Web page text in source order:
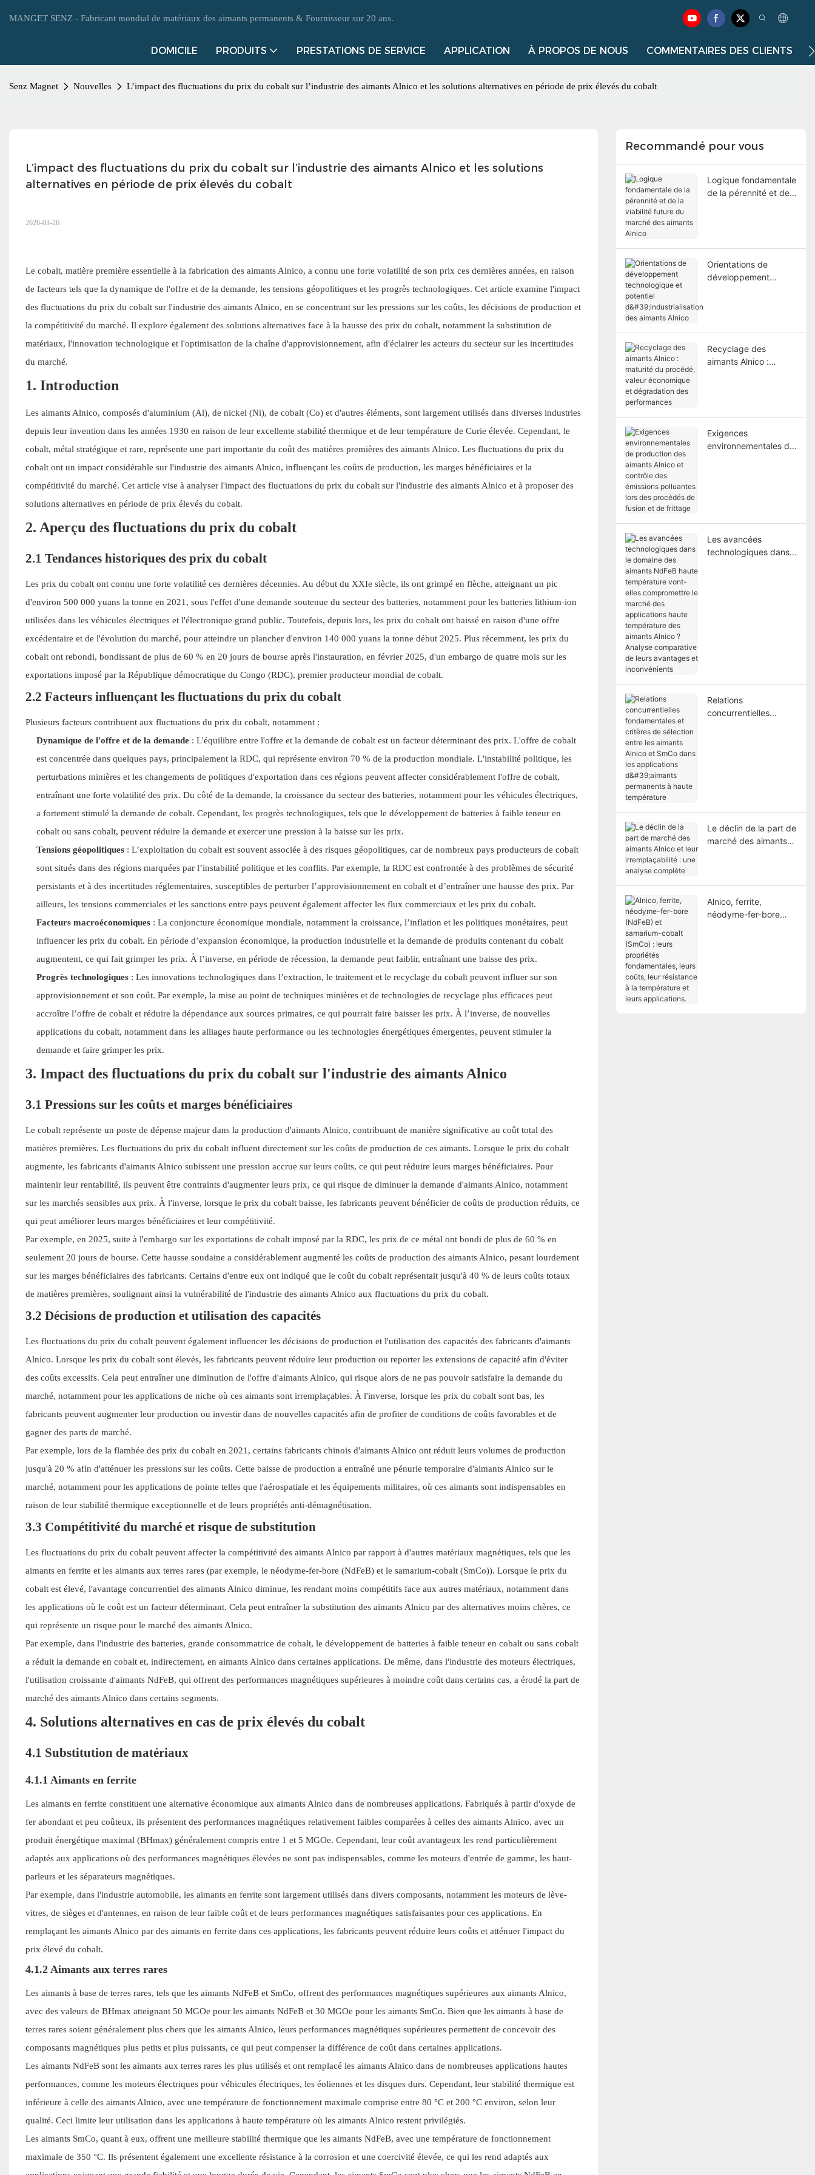
MANGET SENZ - Fabricant mondial de matériaux des aimants permanents & Fournisseur sur 20 ans.
DOMICILE PRODUITS PRESTATIONS DE SERVICE APPLICATION À PROPOS DE NOUS COMMENTAIRES DES CLIENTS
Senz Magnet Nouvelles L’impact des fluctuations du prix du cobalt sur l’industrie des aimants Alnico et les solutions alternatives en période de prix élevés du cobalt
L’impact des fluctuations du prix du cobalt sur l’industrie des aimants Alnico et les solutions
alternatives en période de prix élevés du cobalt
2026-03-26
Le cobalt, matière première essentielle à la fabrication des aimants Alnico, a connu une forte volatilité de son prix ces dernières années, en raison
de facteurs tels que la dynamique de l'offre et de la demande, les tensions géopolitiques et les progrès technologiques. Cet article examine l'impact
des fluctuations du prix du cobalt sur l'industrie des aimants Alnico, en se concentrant sur les pressions sur les coûts, les décisions de production et
la compétitivité du marché. Il explore également des solutions alternatives face à la hausse des prix du cobalt, notamment la substitution de
matériaux, l'innovation technologique et l'optimisation de la chaîne d'approvisionnement, afin d'éclairer les acteurs du secteur sur les incertitudes
du marché.
1. Introduction
Les aimants Alnico, composés d'aluminium (Al), de nickel (Ni), de cobalt (Co) et d'autres éléments, sont largement utilisés dans diverses industries
depuis leur invention dans les années 1930 en raison de leur excellente stabilité thermique et de leur température de Curie élevée. Cependant, le
cobalt, métal stratégique et rare, représente une part importante du coût des matières premières des aimants Alnico. Les fluctuations du prix du
cobalt ont un impact considérable sur l'industrie des aimants Alnico, influençant les coûts de production, les marges bénéficiaires et la
compétitivité du marché. Cet article vise à analyser l'impact des fluctuations du prix du cobalt sur l'industrie des aimants Alnico et à proposer des
solutions alternatives en période de prix élevés du cobalt.
2. Aperçu des fluctuations du prix du cobalt
2.1 Tendances historiques des prix du cobalt
Les prix du cobalt ont connu une forte volatilité ces dernières décennies. Au début du XXIe siècle, ils ont grimpé en flèche, atteignant un pic
d'environ 500 000 yuans la tonne en 2021, sous l'effet d'une demande soutenue du secteur des batteries, notamment pour les batteries lithium-ion
utilisées dans les véhicules électriques et l'électronique grand public. Toutefois, depuis lors, les prix du cobalt ont baissé en raison d'une offre
excédentaire et de l'évolution du marché, pour atteindre un plancher d'environ 140 000 yuans la tonne début 2025. Plus récemment, les prix du
cobalt ont rebondi, bondissant de plus de 60 % en 20 jours de bourse après l'instauration, en février 2025, d'un embargo de quatre mois sur les
exportations imposé par la République démocratique du Congo (RDC), premier producteur mondial de cobalt.
2.2 Facteurs influençant les fluctuations du prix du cobalt
Plusieurs facteurs contribuent aux fluctuations du prix du cobalt, notamment :
Dynamique de l'offre et de la demande: L'équilibre entre l'offre et la demande de cobalt est un facteur déterminant des prix. L'offre de cobalt
est concentrée dans quelques pays, principalement la RDC, qui représente environ 70 % de la production mondiale. L'instabilité politique, les
perturbations minières et les changements de politiques d'exportation dans ces régions peuvent affecter considérablement l'offre de cobalt,
entraînant une forte volatilité des prix. Du côté de la demande, la croissance du secteur des batteries, notamment pour les véhicules électriques,
a fortement stimulé la demande de cobalt. Cependant, les progrès technologiques, tels que le développement de batteries à faible teneur en
cobalt ou sans cobalt, peuvent réduire la demande et exercer une pression à la baisse sur les prix.
Tensions géopolitiques: L’exploitation du cobalt est souvent associée à des risques géopolitiques, car de nombreux pays producteurs de cobalt
sont situés dans des régions marquées par l’instabilité politique et les conflits. Par exemple, la RDC est confrontée à des problèmes de sécurité
persistants et à des incertitudes réglementaires, susceptibles de perturber l’approvisionnement en cobalt et d’entraîner une hausse des prix. Par
ailleurs, les tensions commerciales et les sanctions entre pays peuvent également affecter les flux commerciaux et les prix du cobalt.
Facteurs macroéconomiques: La conjoncture économique mondiale, notamment la croissance, l’inflation et les politiques monétaires, peut
influencer les prix du cobalt. En période d’expansion économique, la production industrielle et la demande de produits contenant du cobalt
augmentent, ce qui fait grimper les prix. À l’inverse, en période de récession, la demande peut faiblir, entraînant une baisse des prix.
Progrès technologiques: Les innovations technologiques dans l’extraction, le traitement et le recyclage du cobalt peuvent influer sur son
approvisionnement et son coût. Par exemple, la mise au point de techniques minières et de technologies de recyclage plus efficaces peut
accroître l’offre de cobalt et réduire la dépendance aux sources primaires, ce qui pourrait faire baisser les prix. À l’inverse, de nouvelles
applications du cobalt, notamment dans les alliages haute performance ou les technologies énergétiques émergentes, peuvent stimuler la
demande et faire grimper les prix.
3. Impact des fluctuations du prix du cobalt sur l'industrie des aimants Alnico
3.1 Pressions sur les coûts et marges bénéficiaires
Le cobalt représente un poste de dépense majeur dans la production d'aimants Alnico, contribuant de manière significative au coût total des
matières premières. Les fluctuations du prix du cobalt influent directement sur les coûts de production de ces aimants. Lorsque le prix du cobalt
augmente, les fabricants d'aimants Alnico subissent une pression accrue sur leurs coûts, ce qui peut réduire leurs marges bénéficiaires. Pour
maintenir leur rentabilité, ils peuvent être contraints d'augmenter leurs prix, ce qui risque de diminuer la demande d'aimants Alnico, notamment
sur les marchés sensibles aux prix. À l'inverse, lorsque le prix du cobalt baisse, les fabricants peuvent bénéficier de coûts de production réduits, ce
qui peut améliorer leurs marges bénéficiaires et leur compétitivité.
Par exemple, en 2025, suite à l'embargo sur les exportations de cobalt imposé par la RDC, les prix de ce métal ont bondi de plus de 60 % en
seulement 20 jours de bourse. Cette hausse soudaine a considérablement augmenté les coûts de production des aimants Alnico, pesant lourdement
sur les marges bénéficiaires des fabricants. Certains d'entre eux ont indiqué que le coût du cobalt représentait jusqu'à 40 % de leurs coûts totaux
de matières premières, soulignant ainsi la vulnérabilité de l'industrie des aimants Alnico aux fluctuations du prix du cobalt.
3.2 Décisions de production et utilisation des capacités
Les fluctuations du prix du cobalt peuvent également influencer les décisions de production et l'utilisation des capacités des fabricants d'aimants
Alnico. Lorsque les prix du cobalt sont élevés, les fabricants peuvent réduire leur production ou reporter les extensions de capacité afin d'éviter
des coûts excessifs. Cela peut entraîner une diminution de l'offre d'aimants Alnico, qui risque alors de ne pas pouvoir satisfaire la demande du
marché, notamment pour les applications de niche où ces aimants sont irremplaçables. À l'inverse, lorsque les prix du cobalt sont bas, les
fabricants peuvent augmenter leur production ou investir dans de nouvelles capacités afin de profiter de conditions de coûts favorables et de
gagner des parts de marché.
Par exemple, lors de la flambée des prix du cobalt en 2021, certains fabricants chinois d'aimants Alnico ont réduit leurs volumes de production
jusqu'à 20 % afin d'atténuer les pressions sur les coûts. Cette baisse de production a entraîné une pénurie temporaire d'aimants Alnico sur le
marché, notamment pour les applications de pointe telles que l'aérospatiale et les équipements militaires, où ces aimants sont indispensables en
raison de leur stabilité thermique exceptionnelle et de leurs propriétés anti-démagnétisation.
3.3 Compétitivité du marché et risque de substitution
Les fluctuations du prix du cobalt peuvent affecter la compétitivité des aimants Alnico par rapport à d'autres matériaux magnétiques, tels que les
aimants en ferrite et les aimants aux terres rares (par exemple, le néodyme-fer-bore (NdFeB) et le samarium-cobalt (SmCo)). Lorsque le prix du
cobalt est élevé, l'avantage concurrentiel des aimants Alnico diminue, les rendant moins compétitifs face aux autres matériaux, notamment dans
les applications où le coût est un facteur déterminant. Cela peut entraîner la substitution des aimants Alnico par des alternatives moins chères, ce
qui représente un risque pour le marché des aimants Alnico.
Par exemple, dans l'industrie des batteries, grande consommatrice de cobalt, le développement de batteries à faible teneur en cobalt ou sans cobalt
a réduit la demande en cobalt et, indirectement, en aimants Alnico dans certaines applications. De même, dans l'industrie des moteurs électriques,
l'utilisation croissante d'aimants NdFeB, qui offrent des performances magnétiques supérieures à moindre coût dans certains cas, a érodé la part de
marché des aimants Alnico dans certains segments.
4. Solutions alternatives en cas de prix élevés du cobalt
4.1 Substitution de matériaux
4.1.1 Aimants en ferrite
Les aimants en ferrite constituent une alternative économique aux aimants Alnico dans de nombreuses applications. Fabriqués à partir d'oxyde de
fer abondant et peu coûteux, ils présentent des performances magnétiques relativement faibles comparées à celles des aimants Alnico, avec un
produit énergétique maximal (BHmax) généralement compris entre 1 et 5 MGOe. Cependant, leur coût avantageux les rend particulièrement
adaptés aux applications où des performances magnétiques élevées ne sont pas indispensables, comme les moteurs d'entrée de gamme, les haut-
parleurs et les séparateurs magnétiques.
Par exemple, dans l'industrie automobile, les aimants en ferrite sont largement utilisés dans divers composants, notamment les moteurs de lève-
vitres, de sièges et d'antennes, en raison de leur faible coût et de leurs performances magnétiques satisfaisantes pour ces applications. En
remplaçant les aimants Alnico par des aimants en ferrite dans ces applications, les fabricants peuvent réduire leurs coûts et atténuer l'impact du
prix élevé du cobalt.
4.1.2 Aimants aux terres rares
Les aimants à base de terres rares, tels que les aimants NdFeB et SmCo, offrent des performances magnétiques supérieures aux aimants Alnico,
avec des valeurs de BHmax atteignant 50 MGOe pour les aimants NdFeB et 30 MGOe pour les aimants SmCo. Bien que les aimants à base de
terres rares soient généralement plus chers que les aimants Alnico, leurs performances magnétiques supérieures permettent de concevoir des
composants magnétiques plus petits et plus puissants, ce qui peut compenser la différence de coût dans certaines applications.
Les aimants NdFeB sont les aimants aux terres rares les plus utilisés et ont remplacé les aimants Alnico dans de nombreuses applications hautes
performances, comme les moteurs électriques pour véhicules électriques, les éoliennes et les disques durs. Cependant, leur stabilité thermique est
inférieure à celle des aimants Alnico, avec une température de fonctionnement maximale comprise entre 80 °C et 200 °C environ, selon leur
qualité. Ceci limite leur utilisation dans les applications à haute température où les aimants Alnico restent privilégiés.
Les aimants SmCo, quant à eux, offrent une meilleure stabilité thermique que les aimants NdFeB, avec une température de fonctionnement
maximale de 350 °C. Ils présentent également une excellente résistance à la corrosion et une coercivité élevée, ce qui les rend adaptés aux
Recommandé pour vous
Logique fondamentale
de la pérennité et de
Orientations de
développement
Recyclage des
aimants Alnico :
Exigences
environnementales de
de frittage
Les avancées
technologiques dans
Relations
concurrentielles
Le déclin de la part de
marché des aimants
Alnico, ferrite,
néodyme-fer-bore